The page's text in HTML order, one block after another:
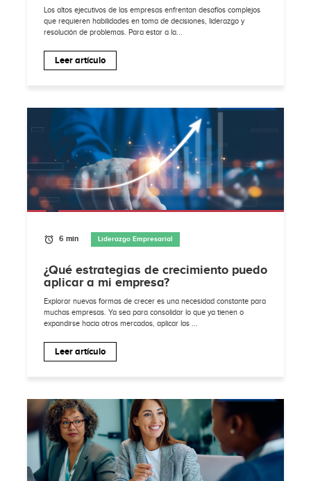
Los altos ejecutivos de las empresas enfrentan desafíos complejos
que requieren habilidades en toma de decisiones, liderazgo y
resolución de problemas. Para estar a la...
Leer artículo
6 min Liderazgo Empresarial
¿Qué estrategias de crecimiento puedo
aplicar a mi empresa?
Explorar nuevas formas de crecer es una necesidad constante para
muchas empresas. Ya sea para consolidar lo que ya tienen o
expandirse hacia otros mercados, aplicar las ...
Leer artículo